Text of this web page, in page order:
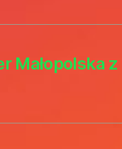
Małopolska